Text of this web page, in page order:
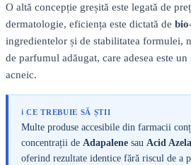
O altă concepție greșită este legată de
dermatologie, eficiența este dictată de
ingredientelor și de stabilitatea formulei,
de parfumul adăugat, care adesea este
acneic.
ℹ️ CE TREBUIE SĂ ȘTII
Multe produse accesibile din farmacii
concentrații de Adapalene sau Acid
oferind rezultate identice fără riscul de a